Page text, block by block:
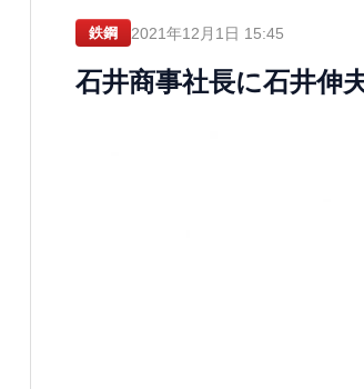
鉄鋼 2021年12月1日 15:45
石井商事社長に石井伸